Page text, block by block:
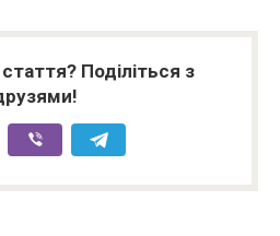
Поділіться з